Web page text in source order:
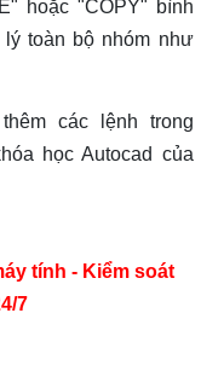
hoặc "COPY" bình
toàn bộ nhóm như
các lệnh trong
học Autocad của
tính - Kiểm soát
7